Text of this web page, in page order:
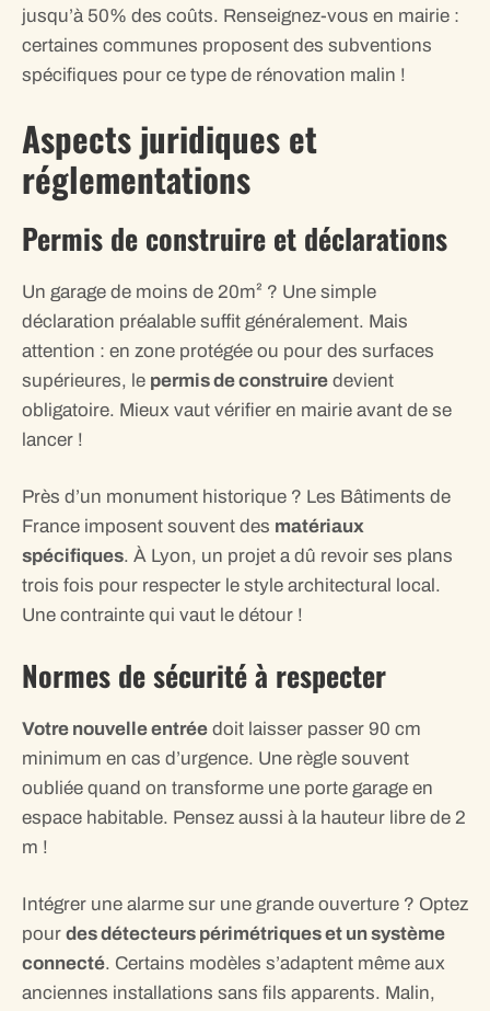
jusqu’à 50% des coûts. Renseignez-vous en mairie :
certaines communes proposent des subventions
spécifiques pour ce type de rénovation malin !
Aspects juridiques et
réglementations
Permis de construire et déclarations
Un garage de moins de 20m² ? Une simple
déclaration préalable suffit généralement. Mais
attention : en zone protégée ou pour des surfaces
supérieures, le permis de construire devient
obligatoire. Mieux vaut vérifier en mairie avant de se
lancer !
Près d’un monument historique ? Les Bâtiments de
France imposent souvent des matériaux
spécifiques. À Lyon, un projet a dû revoir ses plans
trois fois pour respecter le style architectural local.
Une contrainte qui vaut le détour !
Normes de sécurité à respecter
Votre nouvelle entrée doit laisser passer 90 cm
minimum en cas d’urgence. Une règle souvent
oubliée quand on transforme une porte garage en
espace habitable. Pensez aussi à la hauteur libre de 2
m !
Intégrer une alarme sur une grande ouverture ? Optez
pour des détecteurs périmétriques et un système
connecté. Certains modèles s’adaptent même aux
anciennes installations sans fils apparents. Malin,